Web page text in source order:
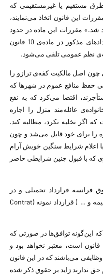
طرق مستقیم یا غیرمستقیمی که
این قانون اتخاذ می‌نمایند،
شد.» مقررات این ماده در حدود
معینی جلو اصل عمومی آزادی قراردادهای مذکور در ماده‌ی 10 قانون
نظم عمومی تلقی می‌شود.
اصل مالکیت کفه‌ی ترازو را
حفظ منافع عموم در شهرها که
و حدود 99 درصد مستأجرند، اقتضا می‌کرد که به نفع
عائله‌مند منزل را اجاره
اگر تخلیه نکرد، مطالبه کند.
را برای خود قایل می‌شد و چون
اعلام شرایط سنگین خویش آرام
با قبول چنین شرایطی حاضر
فرانسه قرارداد تحمیلی و در
صورت مدون بودن آن (مانند قرارداد بیمه و … ) قرارداد نمونه (Contrat
این‌گونه توافق‌ها در صورتی که
است، معتبر نخواهد بود و
می‌باشند که در این قانون
ندارند زاید بر حقوق ذکر شده